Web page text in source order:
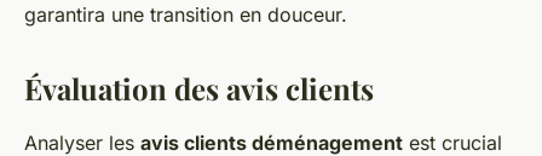
garantira une transition en douceur.
Évaluation des avis clients
Analyser les avis clients déménagement est crucial